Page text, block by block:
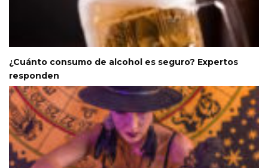
¿Cuánto consumo de alcohol es seguro? Expertos
responden